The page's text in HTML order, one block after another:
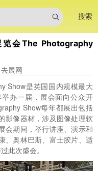
搜索
会The Photography
展网
Show是英国国内规模最大
办一届，展会面向公众开
Show每年都展出包括
影像器材，涉及图像处理软
会期间，举行讲座、演示和
、奥林巴斯、富士胶片、适
此次盛会。